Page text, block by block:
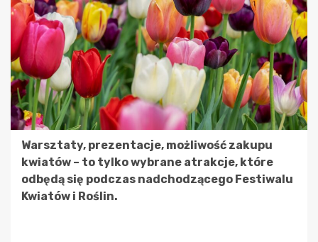
Warsztaty, prezentacje, możliwość zakupu
kwiatów – to tylko wybrane atrakcje, które
odbędą się podczas nadchodzącego Festiwalu
Kwiatów i Roślin.